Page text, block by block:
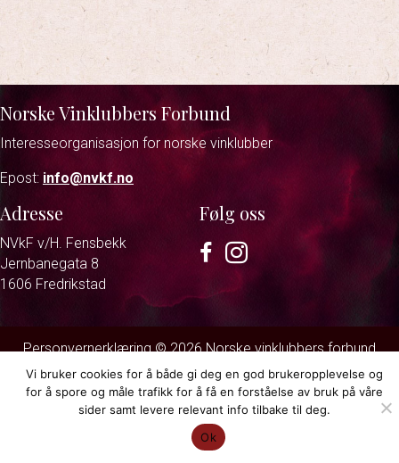
Norske Vinklubbers Forbund
Interesseorganisasjon for norske vinklubber
Epost: info@nvkf.no
Adresse
NVkF v/H. Fensbekk
Jernbanegata 8
1606 Fredrikstad
Følg oss
Facebook
Instagram
Personvernerklæring© 2026 Norske vinklubbers forbund.
Strand & Lund
Vi bruker cookies for å både gi deg en god brukeropplevelse og
for å spore og måle trafikk for å få en forståelse av bruk på våre
sider samt levere relevant info tilbake til deg.
Ok